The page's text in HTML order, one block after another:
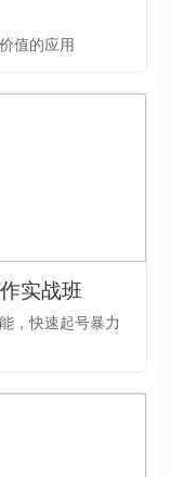
值的应用
实战班
，快速起号暴力